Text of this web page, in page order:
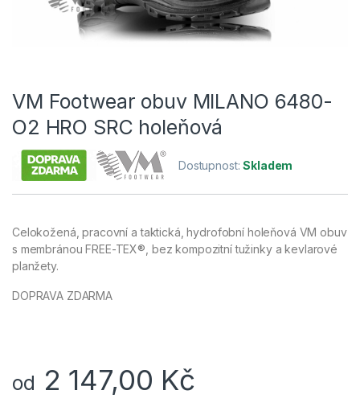
VM Footwear obuv MILANO 6480-
O2 HRO SRC holeňová
Dostupnost:Skladem
Celokožená, pracovní a taktická, hydrofobní holeňová VM obuv
s membránou FREE-TEX®, bez kompozitní tužinky a kevlarové
planžety.
DOPRAVA ZDARMA
od 2 147,00 Kč